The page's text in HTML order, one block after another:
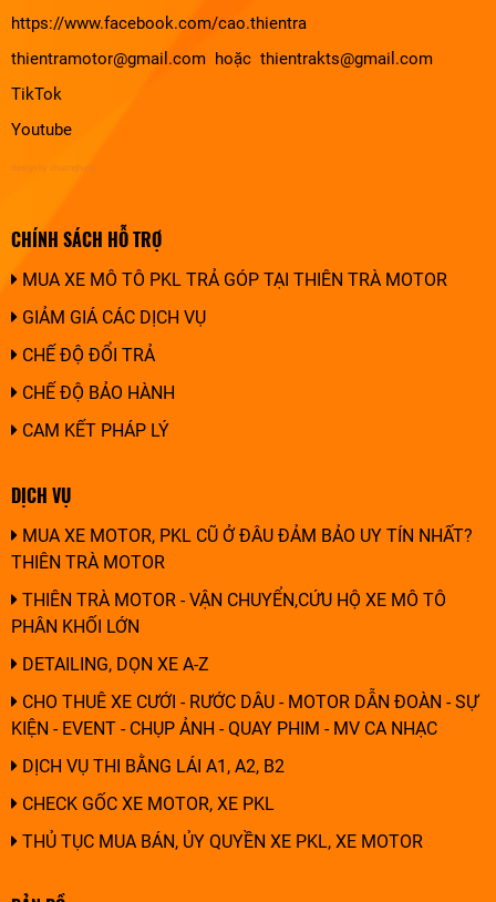
https://www.facebook.com/cao.thientra
thientramotor@gmail.com hoặc thientrakts@gmail.com
TikTok
Youtube
design by chuonghung
CHÍNH SÁCH HỖ TRỢ
MUA XE MÔ TÔ PKL TRẢ GÓP TẠI THIÊN TRÀ MOTOR
GIẢM GIÁ CÁC DỊCH VỤ
CHẾ ĐỘ ĐỔI TRẢ
CHẾ ĐỘ BẢO HÀNH
CAM KẾT PHÁP LÝ
DỊCH VỤ
MUA XE MOTOR, PKL CŨ Ở ĐÂU ĐẢM BẢO UY TÍN NHẤT?
THIÊN TRÀ MOTOR
THIÊN TRÀ MOTOR - VẬN CHUYỂN,CỨU HỘ XE MÔ TÔ
PHÂN KHỐI LỚN
DETAILING, DỌN XE A-Z
CHO THUÊ XE CƯỚI - RƯỚC DÂU - MOTOR DẪN ĐOÀN - SỰ
KIỆN - EVENT - CHỤP ẢNH - QUAY PHIM - MV CA NHẠC
DỊCH VỤ THI BẰNG LÁI A1, A2, B2
CHECK GỐC XE MOTOR, XE PKL
THỦ TỤC MUA BÁN, ỦY QUYỀN XE PKL, XE MOTOR